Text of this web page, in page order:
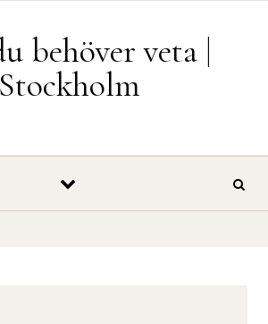
behöver veta |
Stockholm